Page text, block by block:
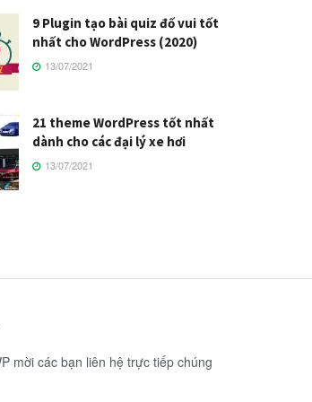
9 Plugin tạo bài quiz đố vui tốt
nhất cho WordPress (2020)
13/07/2021
21 theme WordPress tốt nhất
dành cho các đại lý xe hơi
13/07/2021
mời các bạn liên hệ trực tiếp chúng